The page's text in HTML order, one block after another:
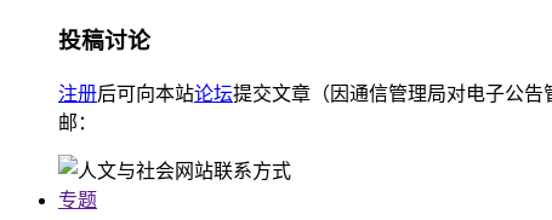
投稿讨论
注册后可向本站论坛提交文章（因通信管理局对电子公
邮：
专题